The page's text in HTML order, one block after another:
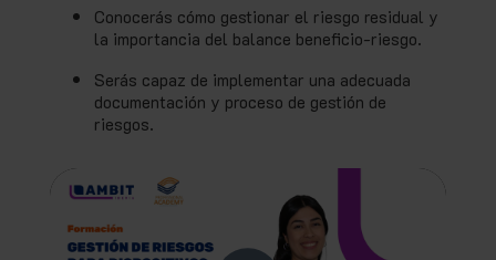
Conocerás cómo gestionar el riesgo residual y
la importancia del balance beneficio-riesgo.
Serás capaz de implementar una adecuada
documentación y proceso de gestión de
riesgos.